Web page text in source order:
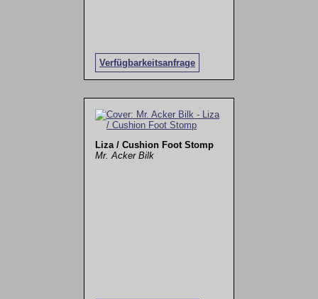
Verfügbarkeitsanfrage
Liza / Cushion Foot Stomp
Mr. Acker Bilk